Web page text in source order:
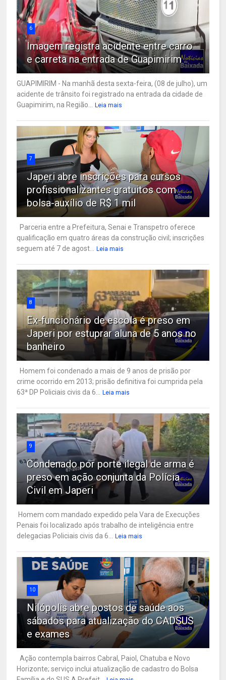
6
Imagem registra acidente entre carro
e carreta na entrada de Guapimirim
GUAPIMIRIM - Na manhã desta sexta-feira, (08 de julho), um
acidente de trânsito foi registrado na entrada da cidade de
Guapimirim, na Região... Leia mais
7
Japeri abre inscrições para cursos
profissionalizantes gratuitos com
bolsa-auxílio de R$ 1 mil
Parceria entre a Prefeitura, Senai e Transpetro oferece
qualificação em quatro áreas da construção civil; inscrições
seguem até 7 de agost... Leia mais
8
Ex-funcionário de escola é preso em
Japeri por estuprar aluna de 5 anos no
banheiro
Homem foi condenado a mais de 9 anos de prisão por
crime ocorrido em 2013; prisão definitiva foi cumprida pela
63ª DP Policiais civis da 6... Leia mais
9
Condenado por porte ilegal de arma é
preso em ação conjunta da Polícia
Civil em Japeri
Homem com mandado expedido pela Vara de Execuções
Penais foi localizado após trabalho de inteligência entre
delegacias Policiais civis da 6... Leia mais
10
Nilópolis abre postos de saúde aos
sábados para atualização do CADSUS
e exames
Ação contempla bairros Cabral, Paiol, Chatuba e Novo
Horizonte; serviço inclui atualização de cadastro do Bolsa